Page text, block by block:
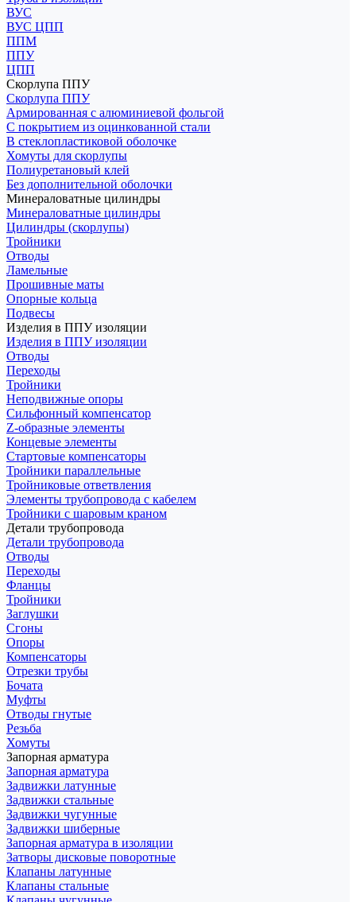
ВУС
ВУС ЦПП
ППМ
ППУ
ЦПП
Скорлупа ППУ
Скорлупа ППУ
Армированная с алюминиевой фольгой
С покрытием из оцинкованной стали
В стеклопластиковой оболочке
Хомуты для скорлупы
Полиуретановый клей
Без дополнительной оболочки
Минераловатные цилиндры
Минераловатные цилиндры
Цилиндры (скорлупы)
Тройники
Отводы
Ламельные
Прошивные маты
Опорные кольца
Подвесы
Изделия в ППУ изоляции
Изделия в ППУ изоляции
Отводы
Переходы
Тройники
Неподвижные опоры
Cильфонный компенсатор
Z-образные элементы
Концевые элементы
Стартовые компенсаторы
Тройники параллельные
Тройниковые ответвления
Элементы трубопровода с кабелем
Тройники с шаровым краном
Детали трубопровода
Детали трубопровода
Отводы
Переходы
Фланцы
Тройники
Заглушки
Сгоны
Опоры
Компенсаторы
Отрезки трубы
Бочата
Муфты
Отводы гнутые
Резьба
Хомуты
Запорная арматура
Запорная арматура
Задвижки латунные
Задвижки стальные
Задвижки чугунные
Задвижки шиберные
Запорная арматура в изоляции
Затворы дисковые поворотные
Клапаны латунные
Клапаны стальные